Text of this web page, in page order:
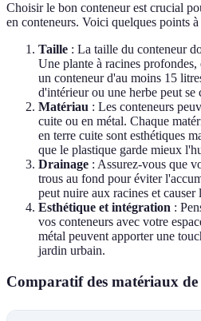
Choisir le bon conteneur est crucial
en conteneurs. Voici quelques points
Taille : La taille du conteneur
Une plante à racines profondes,
un conteneur d'au moins 15
d'intérieur ou une herbe peut se
Matériau : Les conteneurs
cuite ou en métal. Chaque
en terre cuite sont esthétiques
que le plastique garde mieux
Drainage : Assurez-vous que
trous au fond pour éviter
peut nuire aux racines et causer
Esthétique et intégration :
vos conteneurs avec votre
métal peuvent apporter une
jardin urbain.
Comparatif des matériaux de